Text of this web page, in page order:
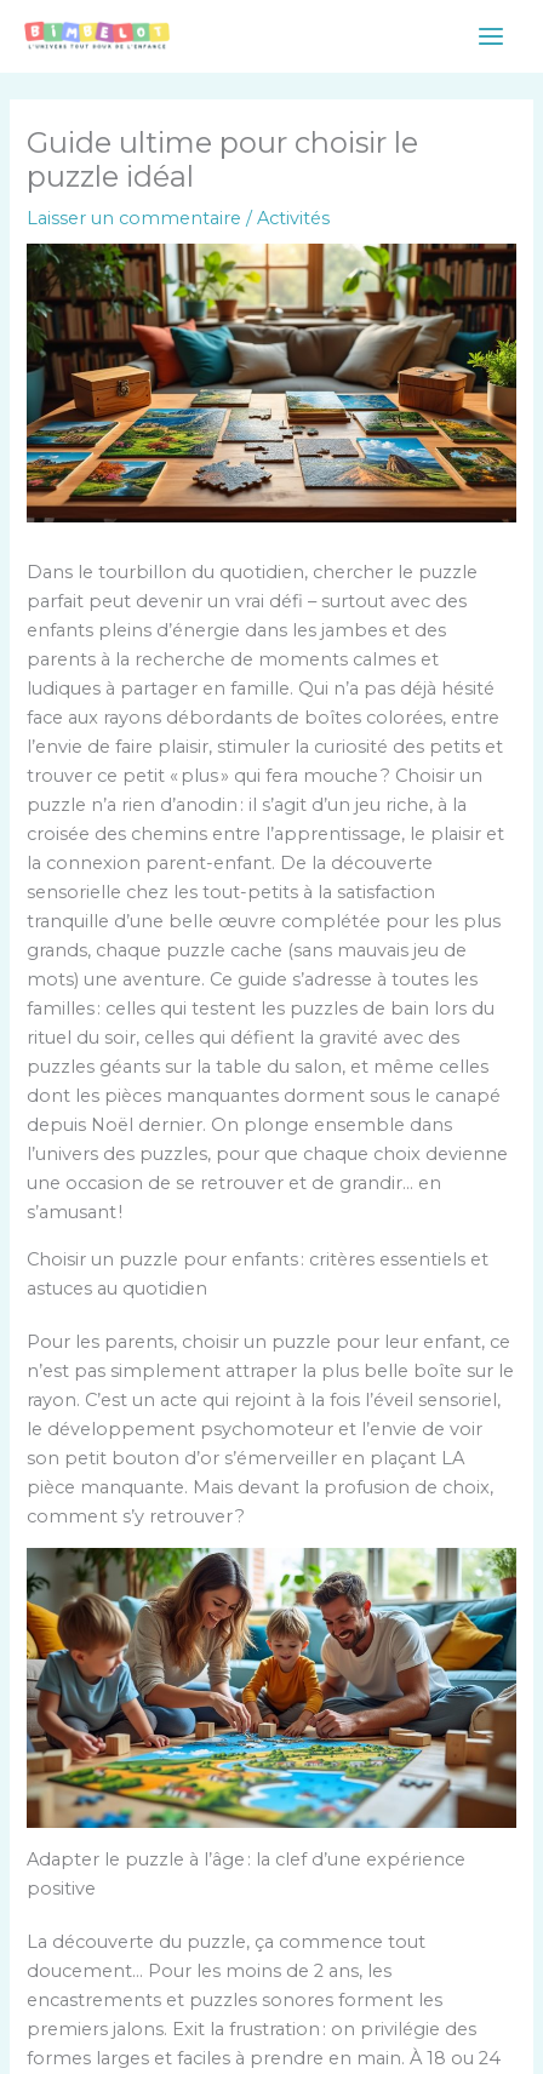
Main
Guide ultime pour choisir le
puzzle idéal
Laisser un commentaire /Activités
Dans le tourbillon du quotidien, chercher le puzzle
parfait peut devenir un vrai défi – surtout avec des
enfants pleins d’énergie dans les jambes et des
parents à la recherche de moments calmes et
ludiques à partager en famille. Qui n’a pas déjà hésité
face aux rayons débordants de boîtes colorées, entre
l’envie de faire plaisir, stimuler la curiosité des petits et
trouver ce petit « plus » qui fera mouche ? Choisir un
puzzle n’a rien d’anodin : il s’agit d’un jeu riche, à la
croisée des chemins entre l’apprentissage, le plaisir et
la connexion parent-enfant. De la découverte
sensorielle chez les tout-petits à la satisfaction
tranquille d’une belle œuvre complétée pour les plus
grands, chaque puzzle cache (sans mauvais jeu de
mots) une aventure. Ce guide s’adresse à toutes les
familles : celles qui testent les puzzles de bain lors du
rituel du soir, celles qui défient la gravité avec des
puzzles géants sur la table du salon, et même celles
dont les pièces manquantes dorment sous le canapé
depuis Noël dernier. On plonge ensemble dans
l’univers des puzzles, pour que chaque choix devienne
une occasion de se retrouver et de grandir… en
s’amusant !
Choisir un puzzle pour enfants : critères essentiels et
astuces au quotidien
Pour les parents, choisir un puzzle pour leur enfant, ce
n’est pas simplement attraper la plus belle boîte sur le
rayon. C’est un acte qui rejoint à la fois l’éveil sensoriel,
le développement psychomoteur et l’envie de voir
son petit bouton d’or s’émerveiller en plaçant LA
pièce manquante. Mais devant la profusion de choix,
comment s’y retrouver ?
Adapter le puzzle à l’âge : la clef d’une expérience
positive
La découverte du puzzle, ça commence tout
doucement… Pour les moins de 2 ans, les
encastrements et puzzles sonores forment les
premiers jalons. Exit la frustration : on privilégie des
formes larges et faciles à prendre en main. À 18 ou 24